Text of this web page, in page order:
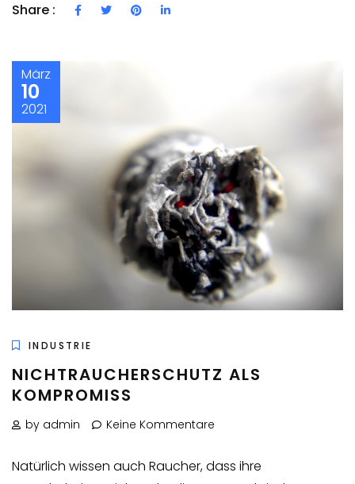
Share :
März
10
2021
INDUSTRIE
NICHTRAUCHERSCHUTZ ALS
KOMPROMISS
by admin Keine Kommentare
Natürlich wissen auch Raucher, dass ihre